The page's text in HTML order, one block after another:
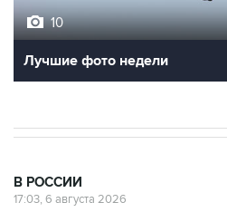
10
Лучшие фото недели
В РОССИИ
17:03, 6 августа 2026